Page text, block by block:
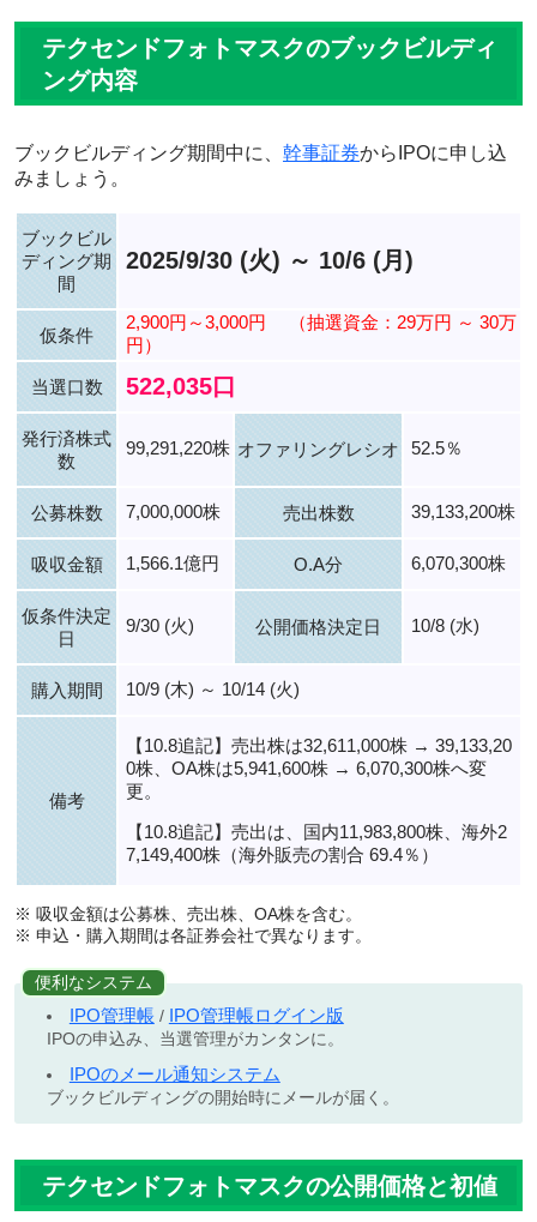
テクセンドフォトマスクのブックビルディ
ング内容
ブックビルディング期間中に、 幹事証券からIPOに申し込
みましょう。
ブックビル
ディング期
間
2025/9/30 (火) ～ 10/6 (月)
仮条件
2,900円～3,000円
（抽選資金：29万円 ～ 30万
円）
当選口数 522,035口
発行済株式
数
99,291,220株 オファリングレシオ 52.5％
公募株数 7,000,000株 売出株数 39,133,200株
吸収金額 1,566.1億円 O.A分 6,070,300株
仮条件決定
日
9/30 (火) 公開価格決定日 10/8 (水)
購入期間 10/9 (木) ～ 10/14 (火)
備考
【10.8追記】売出株は32,611,000株 → 39,133,20
0株、OA株は5,941,600株 → 6,070,300株へ変
更。
【10.8追記】売出は、国内11,983,800株、海外2
7,149,400株（海外販売の割合 69.4％）
※ 吸収金額は公募株、売出株、OA株を含む。
※ 申込・購入期間は各証券会社で異なります。
便利なシステム
IPO管理帳 / IPO管理帳ログイン版
IPOの申込み、当選管理がカンタンに。
IPOのメール通知システム
ブックビルディングの開始時にメールが届く。
テクセンドフォトマスクの公開価格と初値